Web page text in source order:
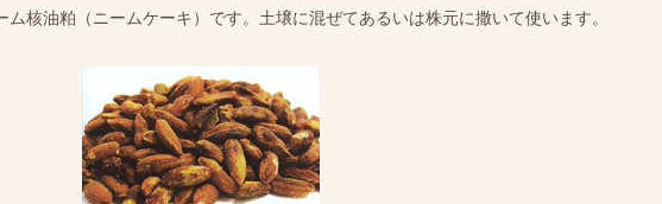
核油粕（ニームケーキ）です。土壌に混ぜてあるいは株元に撒いて使います。